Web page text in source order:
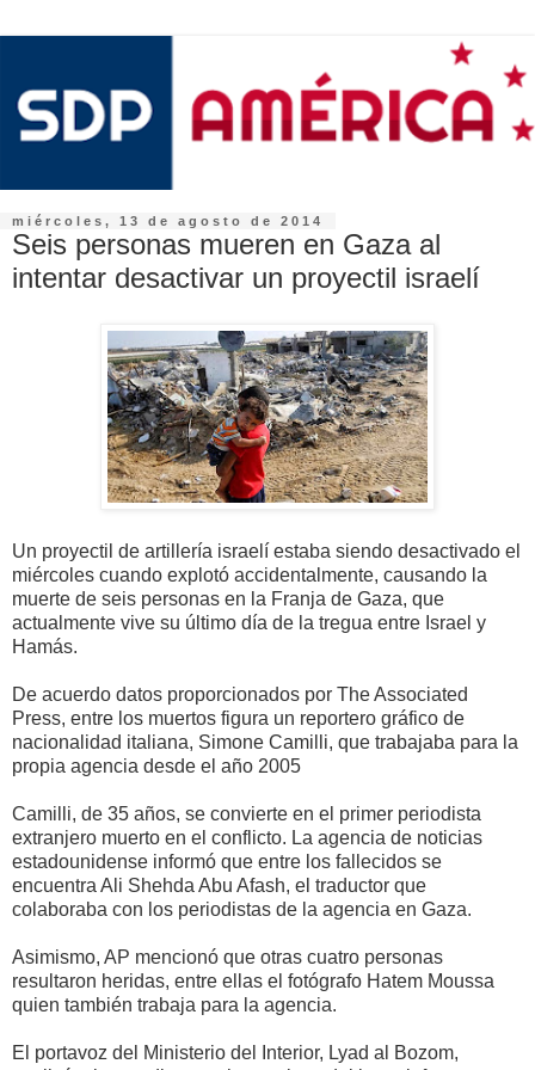
miércoles, 13 de agosto de 2014
Seis personas mueren en Gaza al
intentar desactivar un proyectil israelí
Un proyectil de artillería israelí estaba siendo desactivado el
miércoles cuando explotó accidentalmente, causando la
muerte de seis personas en la Franja de Gaza, que
actualmente vive su último día de la tregua entre Israel y
Hamás.
De acuerdo datos proporcionados por The Associated
Press, entre los muertos figura un reportero gráfico de
nacionalidad italiana, Simone Camilli, que trabajaba para la
propia agencia desde el año 2005
Camilli, de 35 años, se convierte en el primer periodista
extranjero muerto en el conflicto. La agencia de noticias
estadounidense informó que entre los fallecidos se
encuentra Ali Shehda Abu Afash, el traductor que
colaboraba con los periodistas de la agencia en Gaza.
Asimismo, AP mencionó que otras cuatro personas
resultaron heridas, entre ellas el fotógrafo Hatem Moussa
quien también trabaja para la agencia.
El portavoz del Ministerio del Interior, Lyad al Bozom,